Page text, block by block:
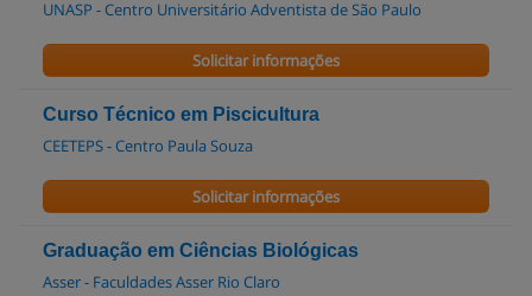
UNASP - Centro Universitário Adventista de São Paulo
Solicitar informações
Curso Técnico em Piscicultura
CEETEPS - Centro Paula Souza
Solicitar informações
Graduação em Ciências Biológicas
Asser - Faculdades Asser Rio Claro